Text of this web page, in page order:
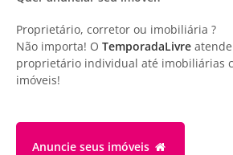
Proprietário, corretor ou imobiliária ?
Não importa! O TemporadaLivre
proprietário individual até imobiliárias
imóveis!
Anuncie seus imóveis